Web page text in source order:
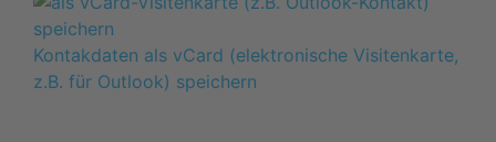
Kontakdaten als vCard (elektronische Visitenkarte,
z.B. für Outlook) speichern